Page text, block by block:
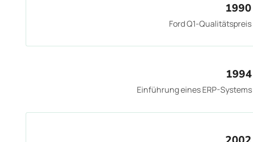
1990
Ford Q1-Qualitätspreis
1994
Einführung eines ERP-Systems